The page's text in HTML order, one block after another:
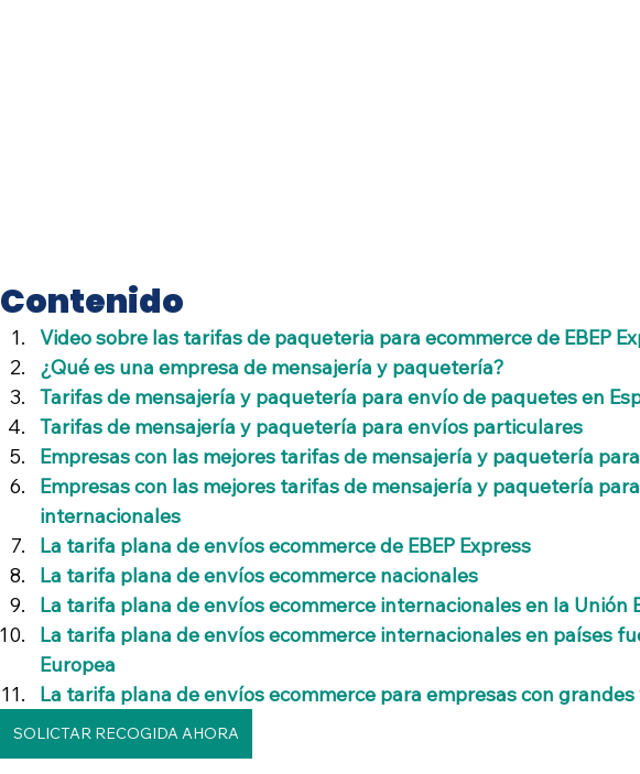
Contenido
Video sobre las tarifas de paqueteria para ecommerce de EBEP
¿Qué es una empresa de mensajería y paquetería?
Tarifas de mensajería y paquetería para envío de paquetes en
Tarifas de mensajería y paquetería para envíos particulares
Empresas con las mejores tarifas de mensajería y paquetería
Empresas con las mejores tarifas de mensajería y paquetería
internacionales
La tarifa plana de envíos ecommerce de EBEP Express
La tarifa plana de envíos ecommerce nacionales
La tarifa plana de envíos ecommerce internacionales en la Unión
La tarifa plana de envíos ecommerce internacionales en países
Europea
La tarifa plana de envíos ecommerce para empresas con
SOLICTAR RECOGIDA AHORA